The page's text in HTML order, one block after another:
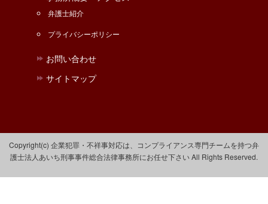
弁護士紹介
プライバシーポリシー
お問い合わせ
サイトマップ
Copyright(c) 企業犯罪・不祥事対応は、コンプライアンス専門チームを持つ弁
護士法人あいち刑事事件総合法律事務所にお任せ下さい All Rights Reserved.